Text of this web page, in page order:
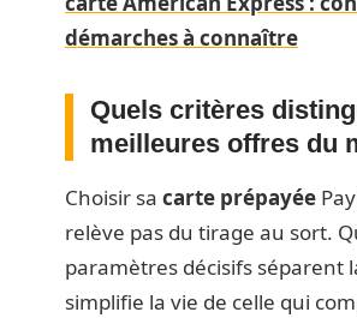
démarches à connaître
Quels critères
meilleures offres du
Choisir sa carte prépayée
relève pas du tirage au sort.
paramètres décisifs séparent
simplifie la vie de celle qui